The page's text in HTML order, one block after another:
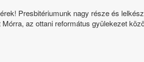
Presbitériumunk nagy része és
Mórra, az ottani református gyülekezet